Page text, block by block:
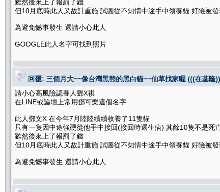
雖然後來上了報罰了錢
但10月底時此人又故計重施 試圖從不知情中途手中領養貓 好險被
為避免憾事發生 還請小心此人
GOOGLE此人名字可找到照片
回覆: 三個月大~~像台灣黑熊的黑白貓~~仙草找家喔 (((在基隆
請小心高風險認養人鄧X祺
在LINE或論壇上常用鄧可樂這個名字
此人鄧文X 在今年7月陸陸續續收養了11隻貓
只有一隻因中途強硬從他手中接回(接回時還生病) 其餘10隻不是死
雖然後來上了報罰了錢
但10月底時此人又故計重施 試圖從不知情中途手中領養貓 好險被
為避免憾事發生 還請小心此人